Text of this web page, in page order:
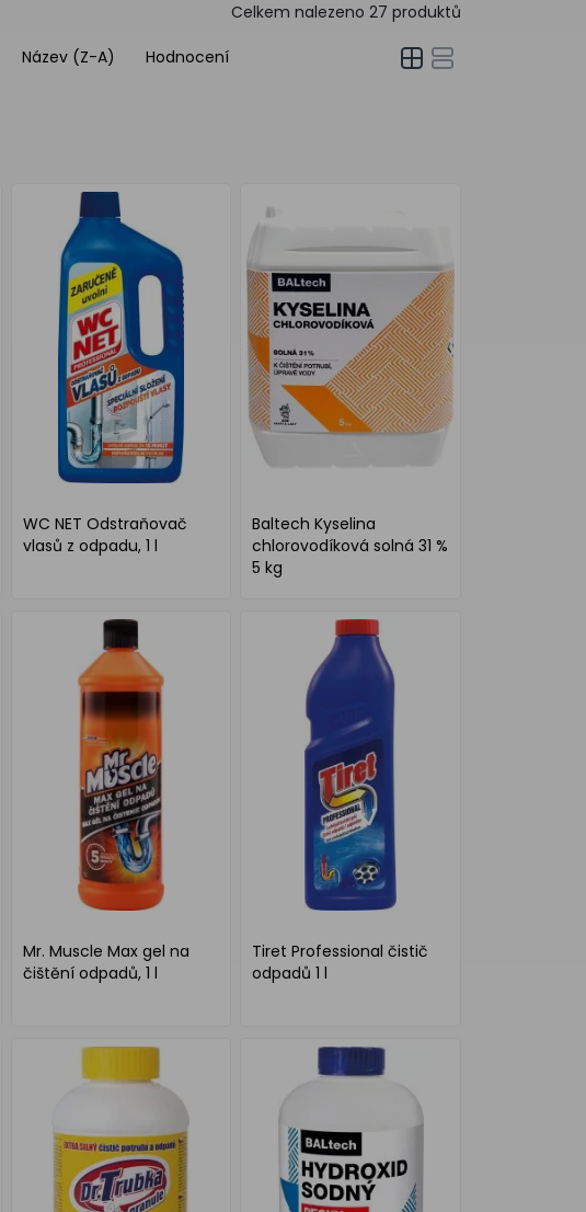
Celkem nalezeno 27 produktů
Název (Z-A) Hodnocení
WC NET Odstraňovač
vlasů z odpadu, 1 l
Baltech Kyselina
chlorovodíková solná 31 %
5 kg
Mr. Muscle Max gel na
čištění odpadů, 1 l
Tiret Professional čistič
odpadů 1 l